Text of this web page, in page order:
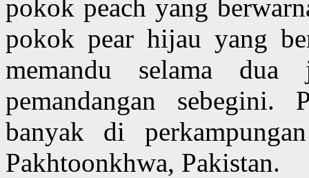
pokok peach yang
pokok pear hijau yang
memandu selama
pemandangan sebegini.
banyak di
Pakhtoonkhwa, Pakistan.